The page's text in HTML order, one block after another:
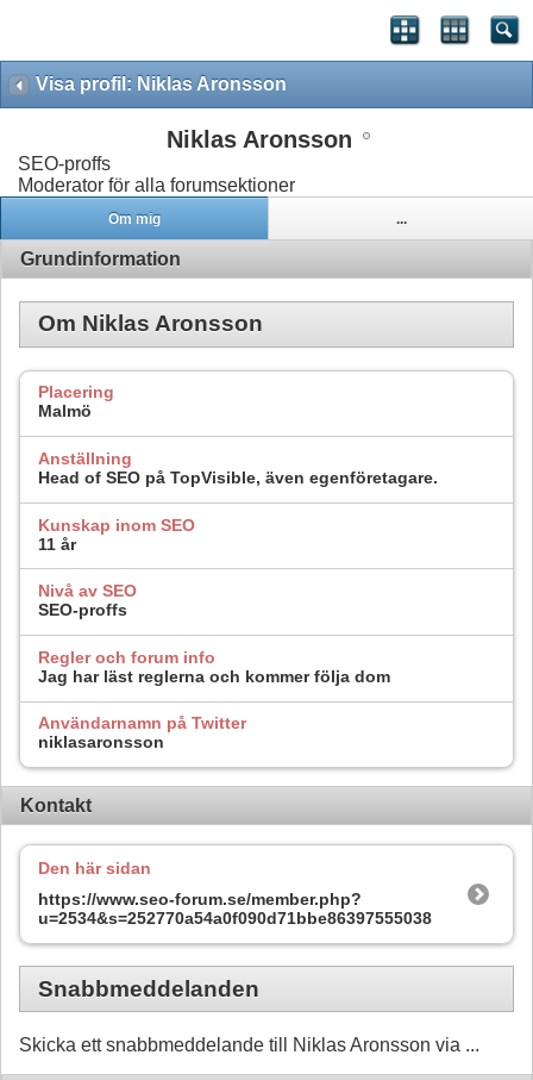
Visa profil: Niklas Aronsson
Niklas Aronsson
SEO-proffs
Moderator för alla forumsektioner
Om mig ...
Grundinformation
Om Niklas Aronsson
Placering
Malmö
Anställning
Head of SEO på TopVisible, även egenföretagare.
Kunskap inom SEO
11 år
Nivå av SEO
SEO-proffs
Regler och forum info
Jag har läst reglerna och kommer följa dom
Användarnamn på Twitter
niklasaronsson
Kontakt
Den här sidan
https://www.seo-forum.se/member.php?
u=2534&s=252770a54a0f090d71bbe86397555038
Snabbmeddelanden
Skicka ett snabbmeddelande till Niklas Aronsson via ...